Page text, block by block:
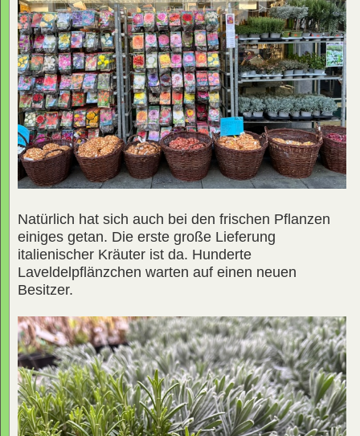
Natürlich hat sich auch bei den frischen Pflanzen
einiges getan. Die erste große Lieferung
italienischer Kräuter ist da. Hunderte
Laveldelpflänzchen warten auf einen neuen
Besitzer.